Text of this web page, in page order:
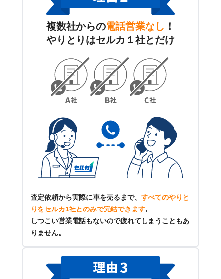
複数社からの電話営業なし ！
やりとりはセルカ１社とだけ
査定依頼から実際に車を売るまで、 すべてのやりと
りをセルカ1社とのみで完結できます。
しつこい営業電話もないので疲れてしまうこともあ
りません。